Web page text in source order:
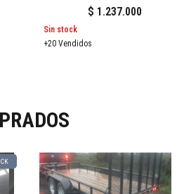
$ 1.237.000
Sin stock
+20 Vendidos